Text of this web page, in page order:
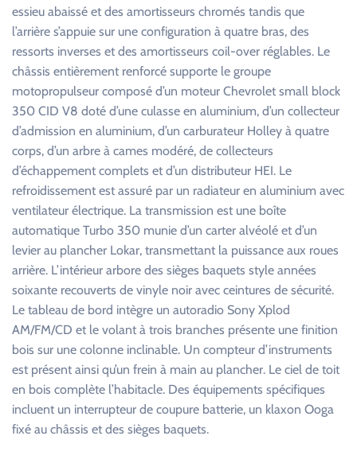
essieu abaissé et des amortisseurs chromés tandis que
l’arrière s’appuie sur une configuration à quatre bras, des
ressorts inverses et des amortisseurs coil-over réglables. Le
châssis entièrement renforcé supporte le groupe
motopropulseur composé d’un moteur Chevrolet small block
350 CID V8 doté d’une culasse en aluminium, d’un collecteur
d’admission en aluminium, d’un carburateur Holley à quatre
corps, d’un arbre à cames modéré, de collecteurs
d’échappement complets et d’un distributeur HEI. Le
refroidissement est assuré par un radiateur en aluminium avec
ventilateur électrique. La transmission est une boîte
automatique Turbo 350 munie d’un carter alvéolé et d’un
levier au plancher Lokar, transmettant la puissance aux roues
arrière. L’intérieur arbore des sièges baquets style années
soixante recouverts de vinyle noir avec ceintures de sécurité.
Le tableau de bord intègre un autoradio Sony Xplod
AM/FM/CD et le volant à trois branches présente une finition
bois sur une colonne inclinable. Un compteur d’instruments
est présent ainsi qu’un frein à main au plancher. Le ciel de toit
en bois complète l’habitacle. Des équipements spécifiques
incluent un interrupteur de coupure batterie, un klaxon Ooga
fixé au châssis et des sièges baquets.